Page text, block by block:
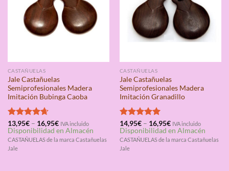
CASTAÑUELAS
Jale Castañuelas
Semiprofesionales Madera
Imitación Bubinga Caoba
Valorado
con4.67
de 5
13,95€– 16,95€ IVA incluido
Disponibilidad en Almacén
CASTAÑUELAS de la marca Castañuelas
Jale
CASTAÑUELAS
Jale Castañuelas
Semiprofesionales Madera
Imitación Granadillo
Valorado
con5.00
de 5
14,95€– 16,95€ IVA incluido
Disponibilidad en Almacén
CASTAÑUELAS de la marca Castañuelas
Jale